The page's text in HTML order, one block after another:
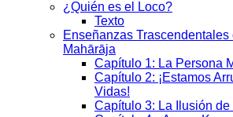
¿Quién es el Loco?
Texto
Enseñanzas Trascendentales
Mahārāja
Capítulo 1: La Persona
Capítulo 2: ¡Estamos
Vidas!
Capítulo 3: La Ilusión